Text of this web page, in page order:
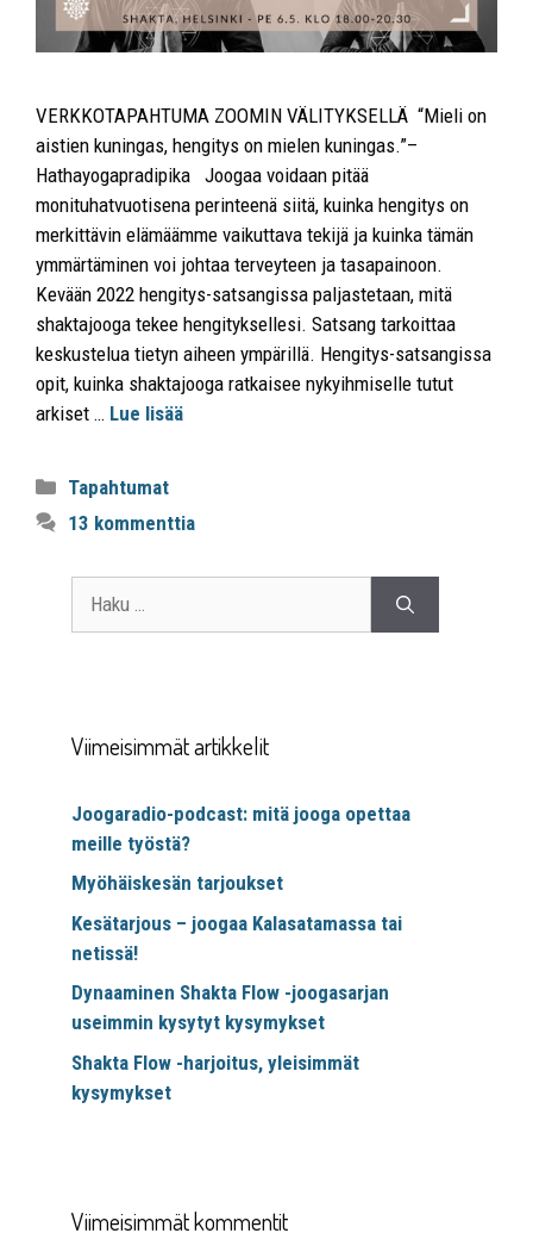
VERKKOTAPAHTUMA ZOOMIN VÄLITYKSELLÄ “Mieli on
aistien kuningas, hengitys on mielen kuningas.”–
Hathayogapradipika Joogaa voidaan pitää
monituhatvuotisena perinteenä siitä, kuinka hengitys on
merkittävin elämäämme vaikuttava tekijä ja kuinka tämän
ymmärtäminen voi johtaa terveyteen ja tasapainoon.
Kevään 2022 hengitys-satsangissa paljastetaan, mitä
shaktajooga tekee hengityksellesi. Satsang tarkoittaa
keskustelua tietyn aiheen ympärillä. Hengitys-satsangissa
opit, kuinka shaktajooga ratkaisee nykyihmiselle tutut
arkiset … Lue lisää
Tapahtumat
13 kommenttia
Viimeisimmät artikkelit
Joogaradio-podcast: mitä jooga opettaa
meille työstä?
Myöhäiskesän tarjoukset
Kesätarjous – joogaa Kalasatamassa tai
netissä!
Dynaaminen Shakta Flow -joogasarjan
useimmin kysytyt kysymykset
Shakta Flow -harjoitus, yleisimmät
kysymykset
Viimeisimmät kommentit